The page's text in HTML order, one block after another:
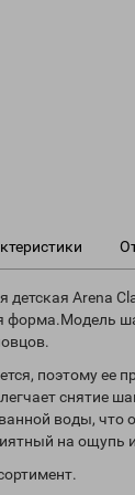
Arena
форма.Модель
поэтому ее
снятие
воды, что
на ощупь